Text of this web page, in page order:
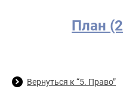
План
Вернуться к “5. Право”